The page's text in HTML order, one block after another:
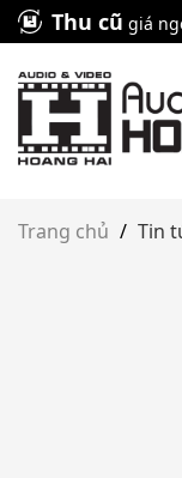
Skip
to
content
Thu cũ giá
Trang chủ / Tin